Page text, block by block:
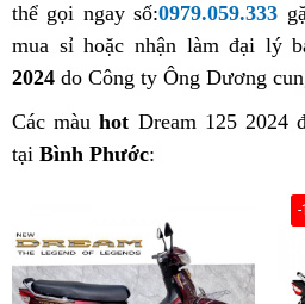
thể gọi ngay số:0979.059.333
mua sỉ hoặc nhận làm đại lý
2024 do Công ty Ông Dương
Các màuhot Dream 125 2024
tại Bình Phước:
-